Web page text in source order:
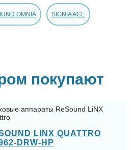
OMNIA SIGNIA ACE
покупают
аппараты ReSound LiNX
LINX QUATTRO
DRW-HP